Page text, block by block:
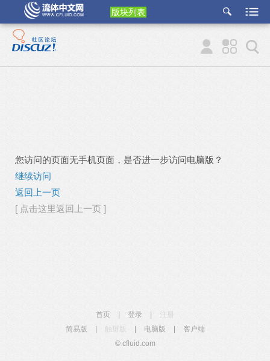
版块列表
etu
p
您访问的页面无手机页面，是否进一步访问电脑版？
继续访问
返回上一页
[ 点击这里返回上一页 ]
首页 登录
简易版
触屏版 电脑版
客户端
© cfluid.com